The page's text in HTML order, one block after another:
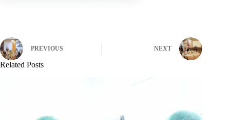
PREVIOUS NEXT
Related Posts